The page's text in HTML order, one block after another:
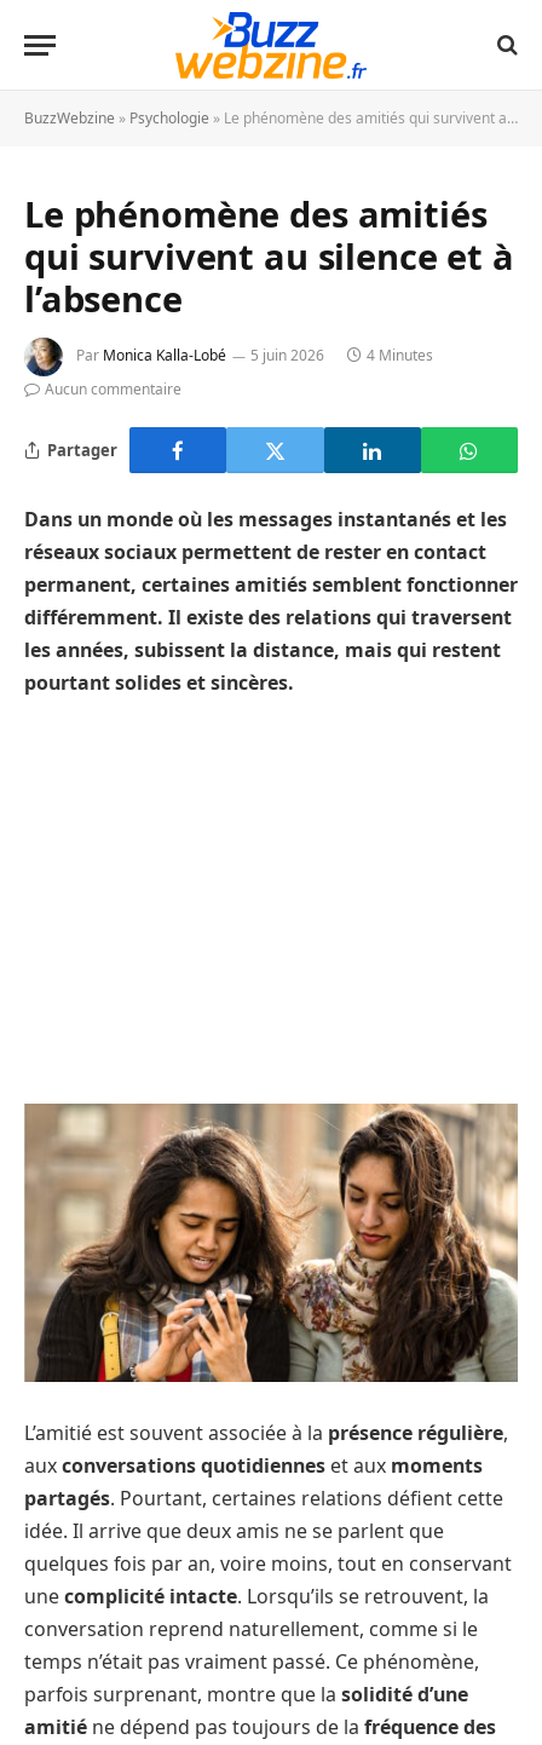
BuzzWebzine » Psychologie » Le phénomène des amitiés qui survivent au silence et à l’absence
Le phénomène des amitiés
qui survivent au silence et à
l’absence
Par Monica Kalla-Lobé 5 juin 2026
4 Minutes
Aucun commentaire
Partager
Dans un monde où les messages instantanés et les
réseaux sociaux permettent de rester en contact
permanent, certaines amitiés semblent fonctionner
différemment. Il existe des relations qui traversent
les années, subissent la distance, mais qui restent
pourtant solides et sincères.
L’amitié est souvent associée à la présence régulière,
auxconversations quotidiennes et aux moments
partagés. Pourtant, certaines relations défient cette
idée. Il arrive que deux amis ne se parlent que
quelques fois par an, voire moins, tout en conservant
unecomplicité intacte. Lorsqu’ils se retrouvent, la
conversation reprend naturellement, comme si le
temps n’était pas vraiment passé. Ce phénomène,
parfois surprenant, montre que la solidité d’une
amitié ne dépend pas toujours de la fréquence des